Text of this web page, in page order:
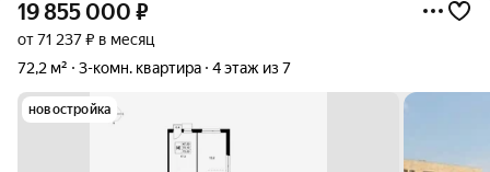
19 855 000 ₽
от 71 237 ₽ в месяц
72,2 м²
3-комн. квартира 4 этаж из 7
новостройка